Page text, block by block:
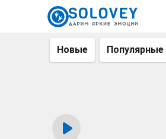
Новые Популярные